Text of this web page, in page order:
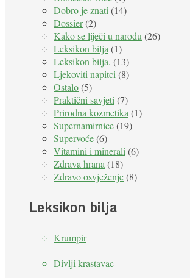
Dobro je znati (14)
Dossier(2)
Kako se liječi u narodu (26)
Leksikon bilja (1)
Leksikon bilja. (13)
Ljekoviti napitci (8)
Ostalo(5)
Praktični savjeti (7)
Prirodna kozmetika (1)
Supernamirnice(19)
Supervoće(6)
Vitamini i minerali (6)
Zdrava hrana (18)
Zdravo osvježenje(8)
Leksikon bilja
Krumpir
Divlji krastavac